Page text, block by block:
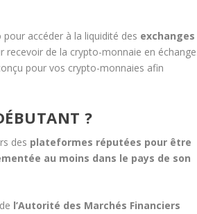
accéder à la liquidité des exchanges
recevoir de la crypto-monnaie en
pour vos crypto-monnaies afin
?
des plateformes réputées pour être
au moins dans le pays de son
l’Autorité des Marchés Financiers